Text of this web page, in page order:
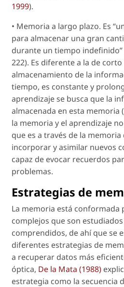
1999).
• Memoria a largo plazo. Es
para almacenar una gran
durante un tiempo indefinido”
222). Es diferente a la de
almacenamiento de la
tiempo, es constante y
aprendizaje se busca que la
almacenada en esta memoria (
la memoria y el aprendizaje
que es a través de la memoria
incorporar y asimilar nuevos
capaz de evocar recuerdos
problemas.
Estrategias de
La memoria está conformada
complejos que son
comprendidos, de ahí que se
diferentes estrategias de
a recuperar datos más
óptica, De la Mata (1988)
estrategia como la secuencia